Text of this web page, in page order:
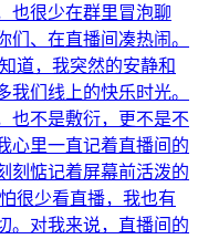
也很少在群里冒泡聊
、在直播间凑热闹。
道，我突然的安静和
们线上的快乐时光。
也不是敷衍，更不是不
心里一直记着直播间的
刻惦记着屏幕前活泼的
很少看直播，我也有
。对我来说，直播间的